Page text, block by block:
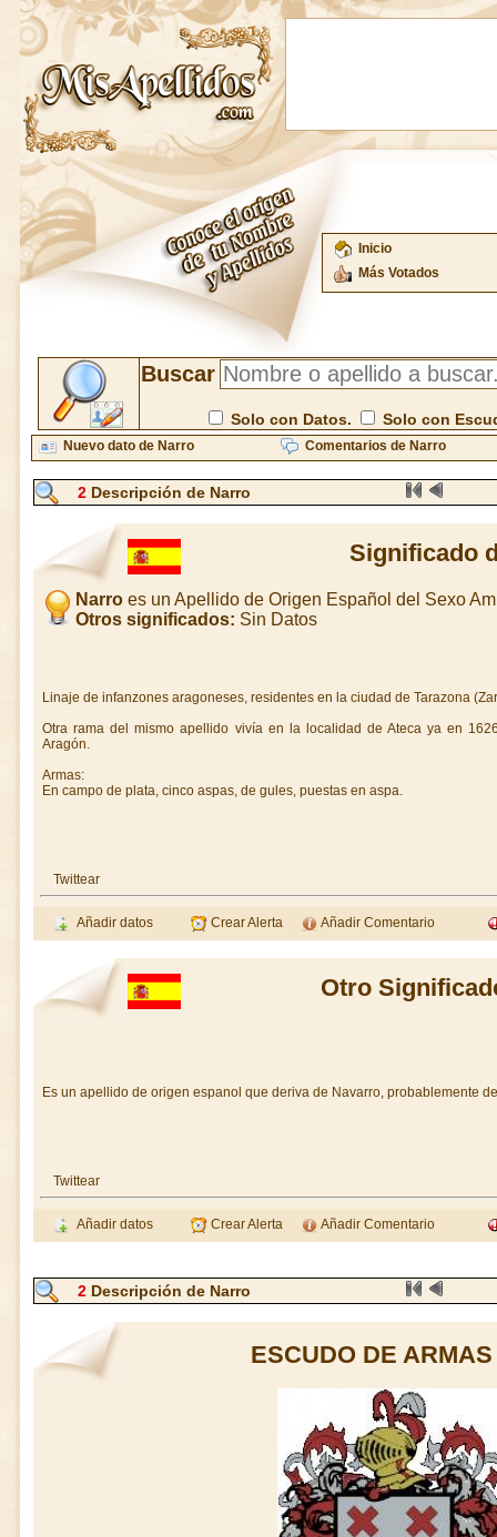
Inicio
Más Votados
Buscar
Solo con Datos. Solo con
Nuevo dato de Narro Comentarios de Narro
2Descripción de Narro
Significado
Narro es un Apellido de Origen Español del Sexo
Otros significados: Sin Datos
Linaje de infanzones aragoneses, residentes en la ciudad de Tarazona
Otra rama del mismo apellido vivía en la localidad de Ateca ya en
Aragón.
Armas:
En campo de plata, cinco aspas, de gules, puestas en aspa.
Twittear
Añadir datos Crear Alerta Añadir Comentario
Otro
Es un apellido de origen espanol que deriva de Navarro, probablemente
Twittear
Añadir datos Crear Alerta Añadir Comentario
2Descripción de Narro
ESCUDO DE